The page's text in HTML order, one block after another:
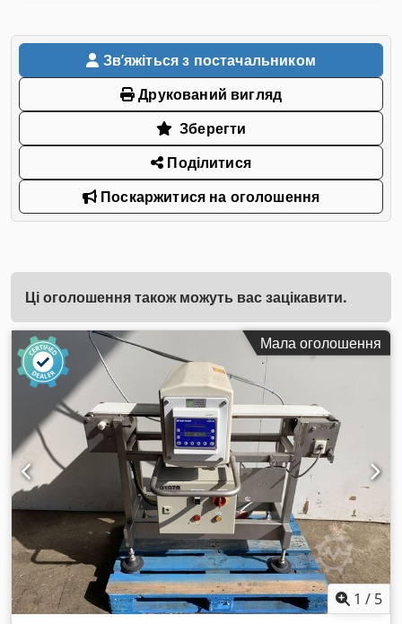
Звʼяжіться з постачальником
Друкований вигляд
Зберегти
Поділитися
Поскаржитися на оголошення
Ці оголошення також можуть вас зацікавити.
Мала оголошення
1 / 5